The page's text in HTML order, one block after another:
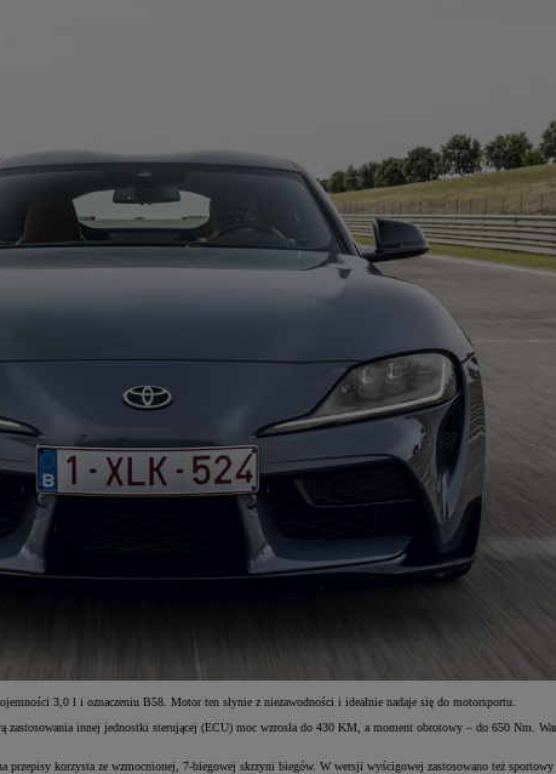
3,0 l i oznaczeniu B58. Motor ten słynie z niezawodności i idealnie nadaje się do motorsportu.
innej jednostki sterującej (ECU) moc wzrosła do 430 KM, a moment obrotowy – do 650 Nm.
korzysta ze wzmocnionej, 7-biegowej skrzyni biegów. W wersji wyścigowej zastosowano też